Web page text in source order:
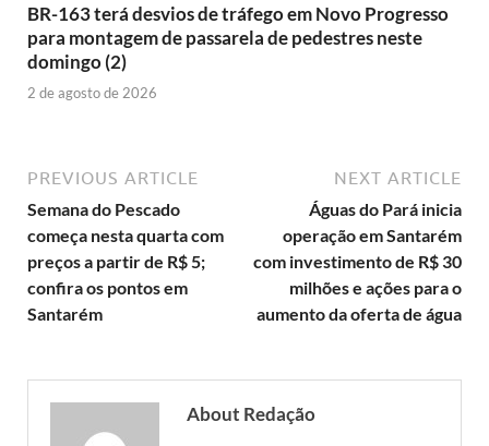
BR-163 terá desvios de tráfego em Novo Progresso
para montagem de passarela de pedestres neste
domingo (2)
2 de agosto de 2026
PREVIOUS ARTICLE
Semana do Pescado
começa nesta quarta com
preços a partir de R$ 5;
confira os pontos em
Santarém
NEXT ARTICLE
Águas do Pará inicia
operação em Santarém
com investimento de R$ 30
milhões e ações para o
aumento da oferta de água
About Redação